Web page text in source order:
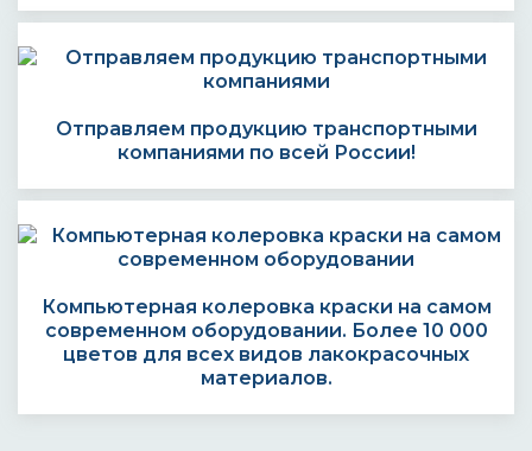
Отправляем продукцию транспортными
компаниями по всей России!
Компьютерная колеровка краски на самом
современном оборудовании. Более 10 000
цветов для всех видов лакокрасочных
материалов.